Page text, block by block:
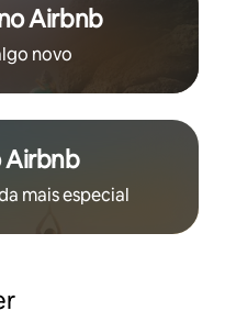
Airbnb
novo
Airbnb
mais especial